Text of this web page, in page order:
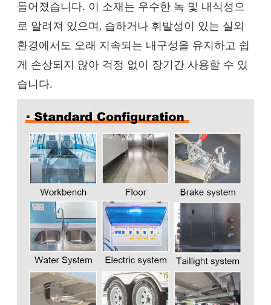
들어졌습니다. 이 소재는 우수한 녹 및 내식성으
로 알려져 있으며, 습하거나 휘발성이 있는 실외
환경에서도 오래 지속되는 내구성을 유지하고 쉽
게 손상되지 않아 걱정 없이 장기간 사용할 수 있
습니다.